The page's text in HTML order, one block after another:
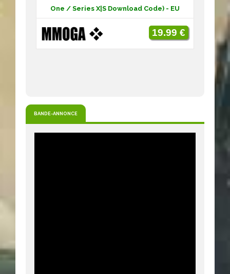
One / Series X|S Download Code) - EU
19.99 €
BANDE-ANNONCE